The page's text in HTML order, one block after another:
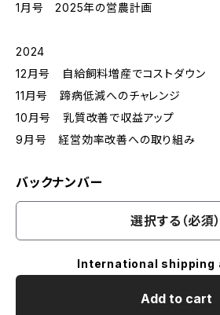
1月号 2025年の営農計画
2024
12月号 自給飼料増産でコストダウン
11月号 蹄病低減へのチャレンジ
10月号 乳質改善で収益アップ
9月号 経営効率改善への取り組み
バックナンバー
選択する（必須）
International shipping
Add to cart